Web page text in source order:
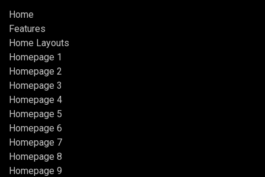
Home
Features
Home Layouts
Homepage 1
Homepage 2
Homepage 3
Homepage 4
Homepage 5
Homepage 6
Homepage 7
Homepage 8
Homepage 9